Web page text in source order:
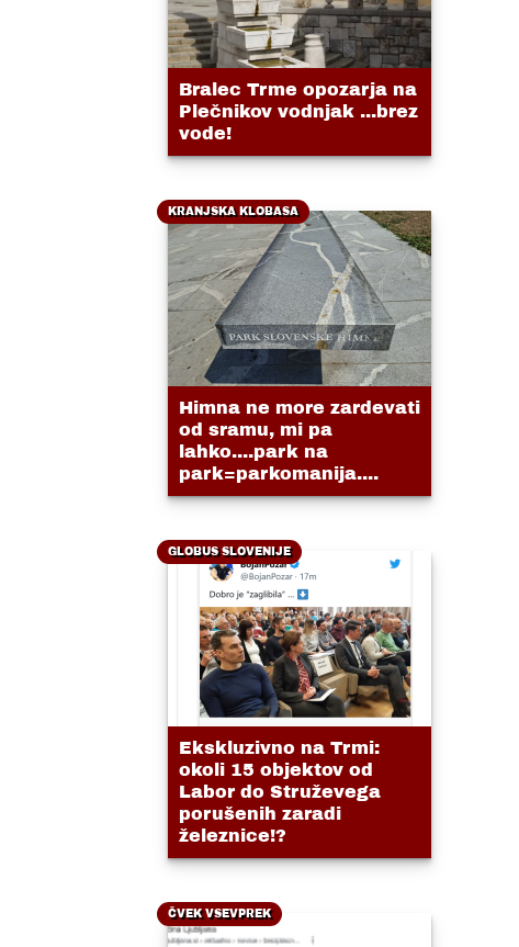
Bralec Trme opozarja na
Plečnikov vodnjak ...brez
vode!
KRANJSKA KLOBASA
Himna ne more zardevati
od sramu, mi pa
lahko....park na
park=parkomanija....
GLOBUS SLOVENIJE
Ekskluzivno na Trmi:
okoli 15 objektov od
Labor do Struževega
porušenih zaradi
železnice!?
ČVEK VSEVPREK